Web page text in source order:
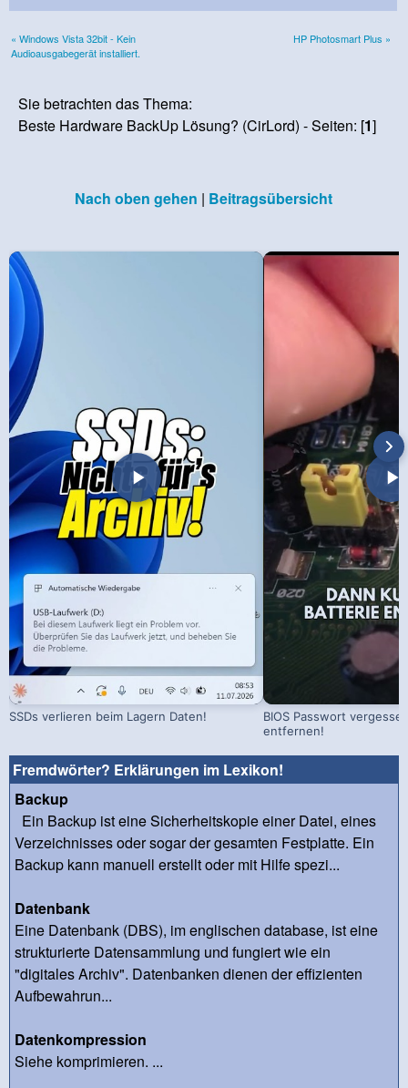
« Windows Vista 32bit - Kein
Audioausgabegerät installiert.
HP Photosmart Plus »
Sie betrachten das Thema:
Beste Hardware BackUp Lösung? (CirLord) - Seiten: [1]
Nach oben gehen | Beitragsübersicht
SSDs verlieren beim Lagern Daten!
BIOS Passwort
entfernen!
Fremdwörter? Erklärungen im Lexikon!
Backup
Ein Backup ist eine Sicherheitskopie einer Datei, eines
Verzeichnisses oder sogar der gesamten Festplatte. Ein
Backup kann manuell erstellt oder mit Hilfe spezi...
Datenbank
Eine Datenbank (DBS), im englischen database, ist eine
strukturierte Datensammlung und fungiert wie ein
"digitales Archiv". Datenbanken dienen der effizienten
Aufbewahrun...
Datenkompression
Siehe komprimieren. ...